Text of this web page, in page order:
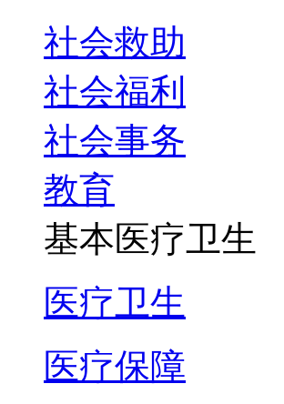
社会救助
社会福利
社会事务
教育
基本医疗卫生
医疗卫生
医疗保障